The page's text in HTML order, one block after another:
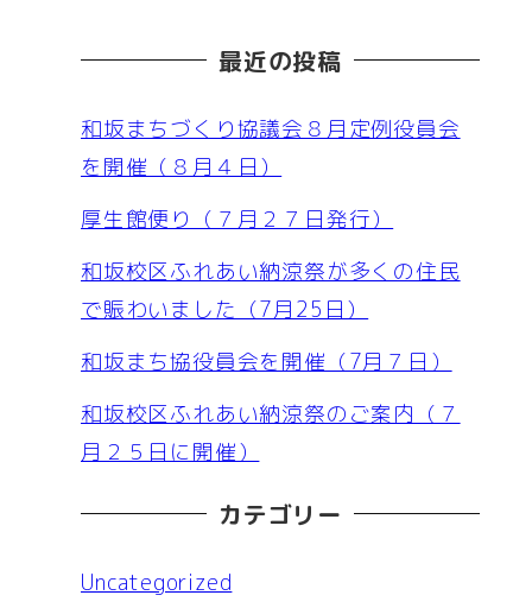
最近の投稿
和坂まちづくり協議会８月定例役員会
を開催（８月４日）
厚生館便り（７月２７日発行）
和坂校区ふれあい納涼祭が多くの住民
で賑わいました（7月25日）
和坂まち協役員会を開催（7月７日）
和坂校区ふれあい納涼祭のご案内（７
月２５日に開催）
カテゴリー
Uncategorized